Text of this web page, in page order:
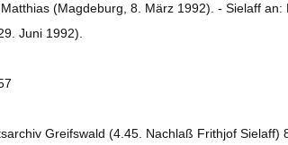
(Magdeburg, 8. März 1992). - Sielaff
Juni 1992).
Greifswald (4.45. Nachlaß Frithjof Sielaff)